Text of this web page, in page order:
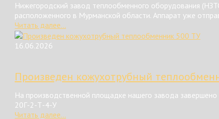
Нижегородский завод теплообменного оборудования
расположенного в Мурманской области. Аппарат уже
Читать далее...
16.06.2026
Произведен кожухотрубный
На производственной площадке нашего завода
20Г-2-Т-4-У
Читать далее...